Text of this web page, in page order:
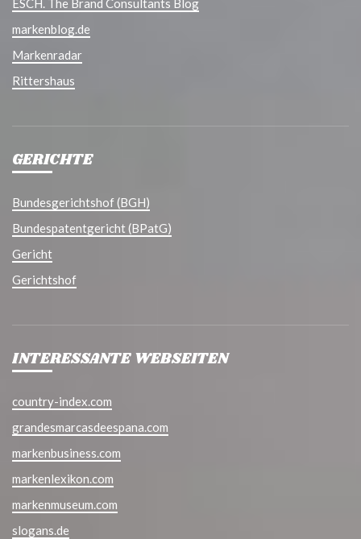
ESCH. The Brand Consultants Blog
markenblog.de
Markenradar
Rittershaus
GERICHTE
Bundesgerichtshof (BGH)
Bundespatentgericht (BPatG)
Gericht
Gerichtshof
INTERESSANTE WEBSEITEN
country-index.com
grandesmarcasdeespana.com
markenbusiness.com
markenlexikon.com
markenmuseum.com
slogans.de